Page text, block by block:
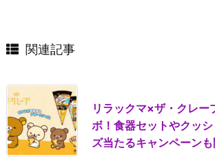
関連記事
リラックマ×ザ・クレー
ボ！食器セットやクッ
ズ当たるキャンペーンも